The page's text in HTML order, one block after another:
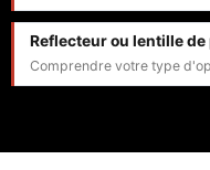
Reflecteur ou lentille
Comprendre votre type